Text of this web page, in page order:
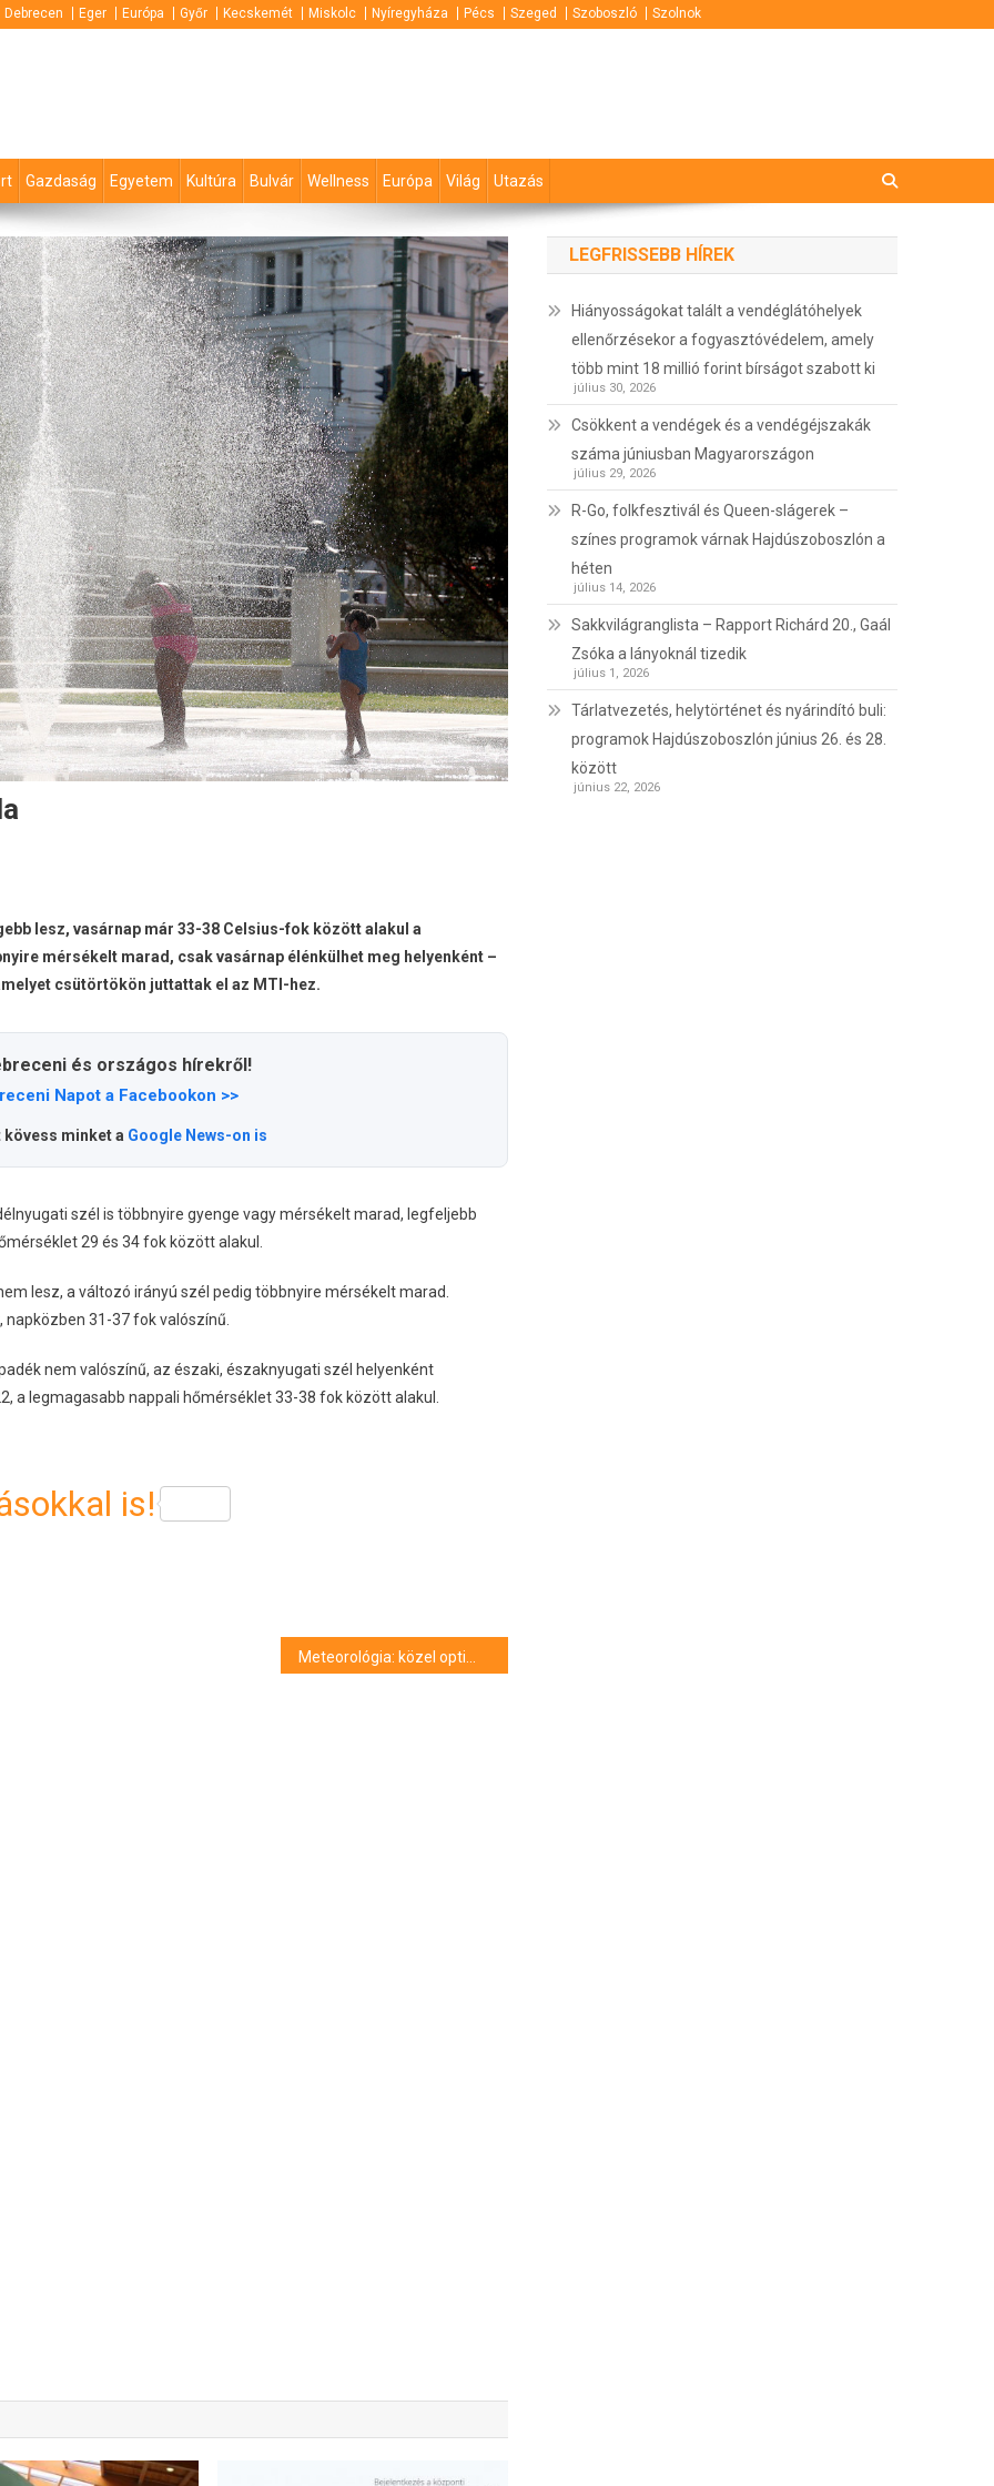
Debrecen Eger Európa Győr Kecskemét Miskolc Nyíregyháza Pécs Szeged Szoboszló Szolnok
Gazdaság Egyetem Kultúra Bulvár Wellness Európa Világ Utazás
lesz, vasárnap már 33-38 Celsius-fok között alakul a
mérsékelt marad, csak vasárnap élénkülhet meg helyenként –
csütörtökön juttattak el az MTI-hez.
és országos hírekről!
Napot a Facebookon >>
minket a Google News-on is
szél is többnyire gyenge vagy mérsékelt marad, legfeljebb
29 és 34 fok között alakul.
lesz, a változó irányú szél pedig többnyire mérsékelt marad.
31-37 fok valószínű.
nem valószínű, az északi, északnyugati szél helyenként
a legmagasabb nappali hőmérséklet 33-38 fok között alakul.
is!
LEGFRISSEBB HÍREK
Hiányosságokat talált a vendéglátóhelyek
ellenőrzésekor a fogyasztóvédelem, amely
több mint 18 millió forint bírságot szabott ki
július 30, 2026
Csökkent a vendégek és a vendégéjszakák
száma júniusban Magyarországon
július 29, 2026
R-Go, folkfesztivál és Queen-slágerek –
színes programok várnak Hajdúszoboszlón a
héten
július 14, 2026
Sakkvilágranglista – Rapport Richárd 20., Gaál
Zsóka a lányoknál tizedik
július 1, 2026
Tárlatvezetés, helytörténet és nyárindító buli:
programok Hajdúszoboszlón június 26. és 28.
között
június 22, 2026